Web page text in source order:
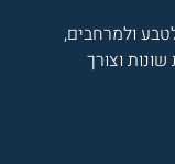
ולמרחבים,
וצורך